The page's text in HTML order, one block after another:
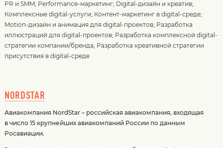
PR и SMM; Performance-маркетинг; Digital-дизайн и креатив;
Комплексные digital-услуги; Контент-маркетинг в digital-среде;
Motion-дизайн и анимация для digital-проектов; Разработка
иллюстраций для digital-проектов; Разработка комплексной digital-
стратегии компании/бренда; Разработка креативной стратегии
присутствия в digital-среде
NORDSTAR
Авиакомпания NordStar – российская авиакомпания, входящая
в число 15 крупнейших авиакомпаний России по данным
Росавиации.